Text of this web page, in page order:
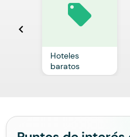
chevron_left
local_offer
Hoteles
baratos